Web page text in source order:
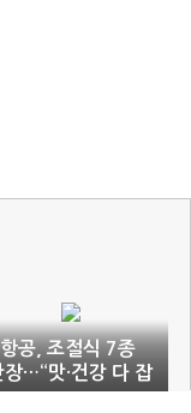
공, 조절식 7종
장…“맛·건강 다 잡